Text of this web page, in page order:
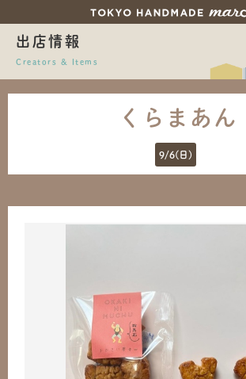
出店情報
Creators & Items
くらまあん
9/6(日)